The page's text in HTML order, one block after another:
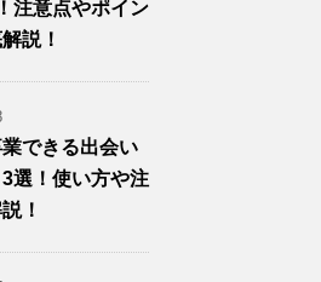
注意点やポイン
説！
できる出会い
選！使い方や注
！